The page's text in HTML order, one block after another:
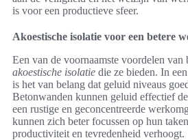
is voor een productieve sfeer.
Akoestische isolatie voor een betere
Een van de voornaamste voordelen van
akoestische isolatie die ze bieden. In
is het van belang dat geluid niveaus
Betonwanden kunnen geluid effectief
een rustige en geconcentreerde
kunnen zich beter focussen op hun
productiviteit en tevredenheid verhoogt.